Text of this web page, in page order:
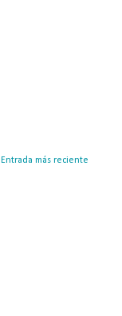
Entrada más reciente